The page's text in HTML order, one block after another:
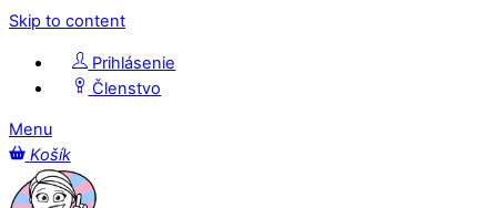
Skip to content
Prihlásenie
Členstvo
Menu
Košík